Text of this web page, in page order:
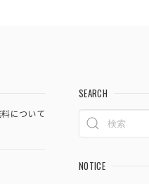
について
SEARCH
NOTICE